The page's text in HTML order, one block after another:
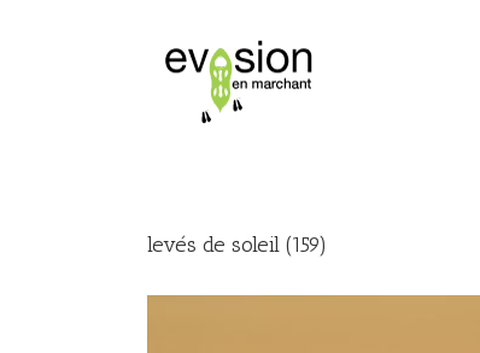
levés de soleil (159)